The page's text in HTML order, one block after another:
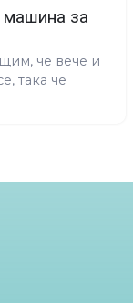
машина за
че вече и
така че